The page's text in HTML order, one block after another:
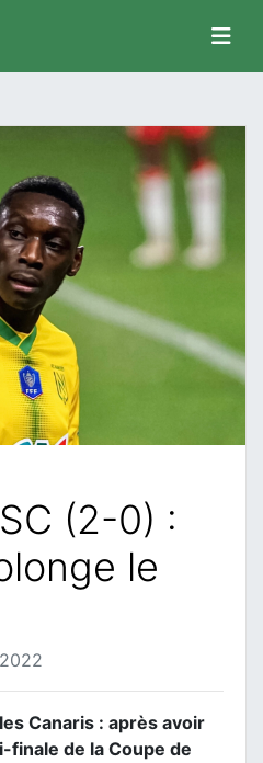
(2-0) :
le
Canaris : après avoir
finale de la Coupe de